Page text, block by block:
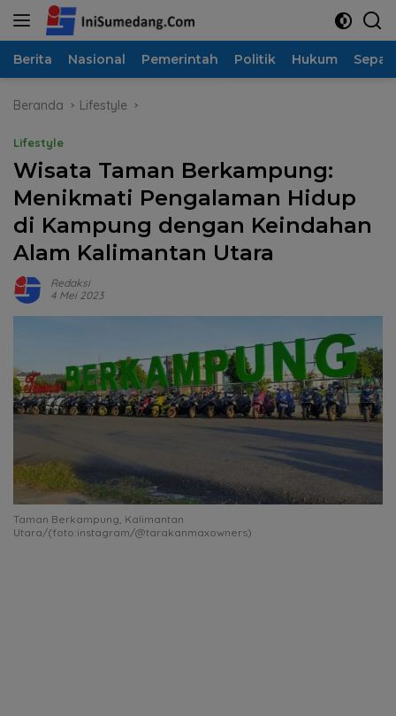
Langsung
Berita Nasional Pemerintah Politik Hukum
Beranda Lifestyle
Lifestyle
Wisata Taman Berkampung:
Menikmati Pengalaman Hidup
di Kampung dengan Keindahan
Alam Kalimantan Utara
Redaksi
4 Mei 2023
Taman Berkampung, Kalimantan
Utara/(foto:instagram/@tarakanmaxowners)